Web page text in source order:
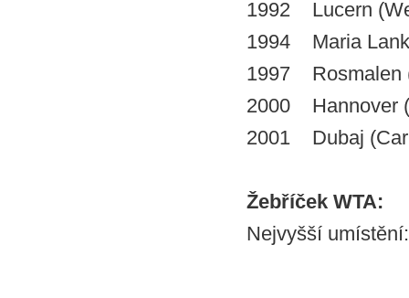
1992 Lucern
1994 Maria
1997 Rosmalen
2000 Hannover
2001 Dubaj
Žebříček WTA:
Nejvyšší